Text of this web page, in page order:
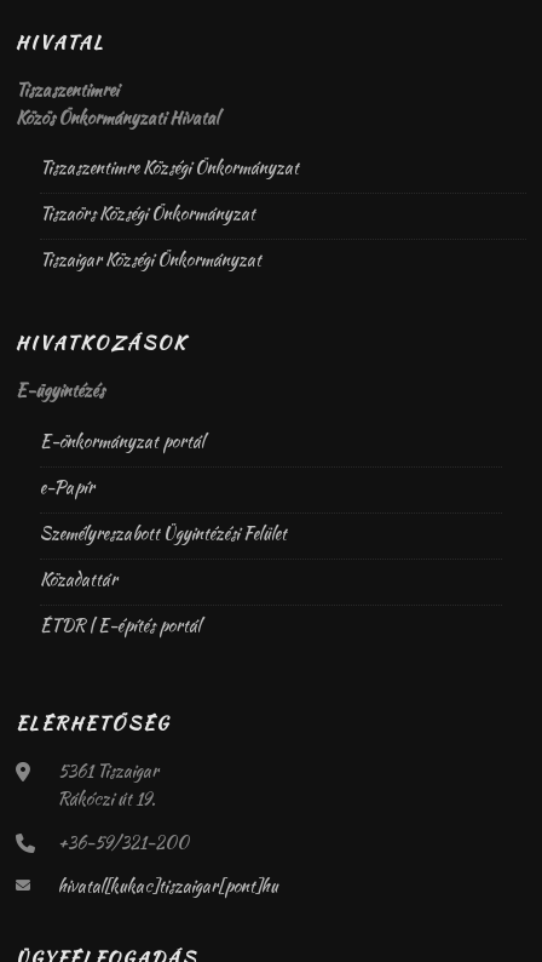
HIVATAL
Tiszaszentimrei
Közös Önkormányzati Hivatal
Tiszaszentimre Községi Önkormányzat
Tiszaörs Községi Önkormányzat
Tiszaigar Községi Önkormányzat
HIVATKOZÁSOK
E-ügyintézés
E-önkormányzat portál
e-Papír
Személyreszabott Ügyintézési Felület
Közadattár
ÉTDR | E-építés portál
ELÉRHETŐSÉG
5361 Tiszaigar
Rákóczi út 19.
+36-59/321-200
hivatal[kukac]tiszaigar[pont]hu